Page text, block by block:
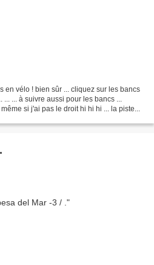
en vélo ! bien sûr ... cliquez sur les bancs
... ... à suivre aussi pour les bancs ...
si j'ai pas le droit hi hi hi ... la piste...